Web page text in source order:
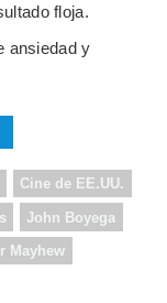
floja.
ansiedad y
Cine de EE.UU.
John Boyega
Mayhew